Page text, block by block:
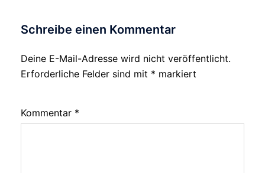
Schreibe einen Kommentar
Deine E-Mail-Adresse wird nicht veröffentlicht.
Erforderliche Felder sind mit * markiert
Kommentar *